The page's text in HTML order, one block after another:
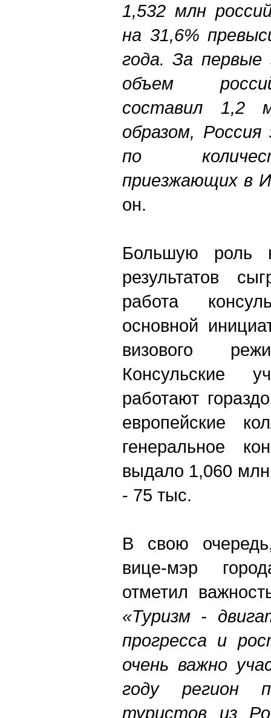
1,532 млн
на 31,6%
года. За первые
объем
составил 1,2
образом,
по
приезжающих в
он.
Большую роль
результатов
работа
основной
визового
Консульские
работают
европейские
генеральное
выдало 1,060 млн
- 75 тыс.
В свою
вице-мэр
отметил
«Туризм -
прогресса и
очень важно
году регион
туристов из